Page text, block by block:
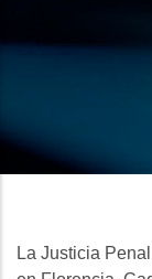
La Justicia